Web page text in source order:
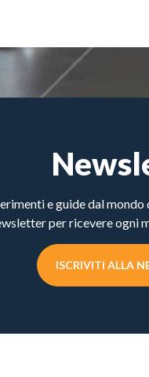
e guide dal
per ricevere ogni
ISCRIVITI ALLA